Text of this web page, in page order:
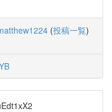
(投稿一覧)